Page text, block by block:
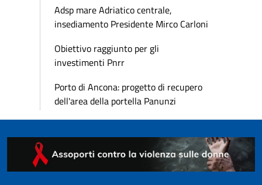
Adsp mare Adriatico centrale,
insediamento Presidente Mirco Carloni
Obiettivo raggiunto per gli
investimenti Pnrr
Porto di Ancona: progetto di recupero
dell'area della portella Panunzi